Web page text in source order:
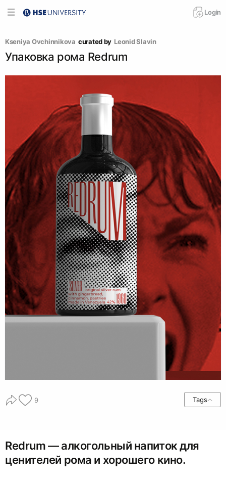
Login
Kseniya Ovchinnikova curated by Leonid Slavin
Упаковка рома Redrum
9 Tags
Redrum — алкогольный напиток для
ценителей рома и хорошего кино.